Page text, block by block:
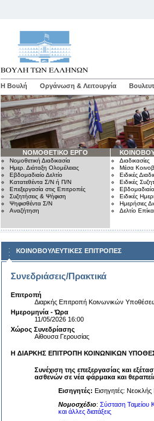
Η Βουλή Οργάνωση & Λειτουργία
ΝΟΜΟΘΕΤΙΚΟ ΕΡΓΟ
Νομοθετική Διαδικασία
Ημερ. Διάταξη Ολομέλειας
Εβδομαδιαίο Δελτίο
Κατατεθέντα Σ/Ν ή Π/Ν
Επεξεργασία στις Επιτροπές
Συζητήσεις & Ψήφιση
Ψηφισθέντα Σ/Ν
Αναζήτηση
Διαδικασίες
Μέσα
Ειδικές
Ειδικές
Εβδομαδιαίο
Ειδικές
Ημερήσιες
Δελτίο
ΚΟΙΝΟΒΟΥΛΕΥΤΙΚΕΣ ΕΠΙΤΡΟΠΕΣ
Συνεδριάσεις/Πρακτικά
Επιτροπή
Διαρκής Επιτροπή Κοινωνικών
Ημερομηνία - Ώρα
11/05/2026 16:00
Χώρος Συνεδρίασης
Αίθουσα Γερουσίας
Η ΔΙΑΡΚΗΣ ΕΠΙΤΡΟΠΗ ΚΟΙΝΩΝΙΚΩΝ
Συνέχιση της επεξεργασίας και
ασθενών σε νέα φάρμακα και
Εισηγητές: Εισηγητές: Νεοκλής
Νομοσχέδιο: Σύσταση Ταμείου
και άλλες διατάξεις